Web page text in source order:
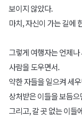
보이지 않았다.
마치, 자신이 가는 길에
그렇게 여행자는 언제
사람을 도우면서.
약한 자들을 일으켜 세
상처받은 이들을 보듬으
그리고, 갈 곳 없는 이들